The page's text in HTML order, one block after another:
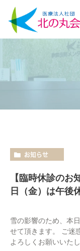
お知らせ
【臨時休診のお
日（金）は午後
雪の影響のため、本
せて頂きます。 ご迷
よろしくお願いいたし